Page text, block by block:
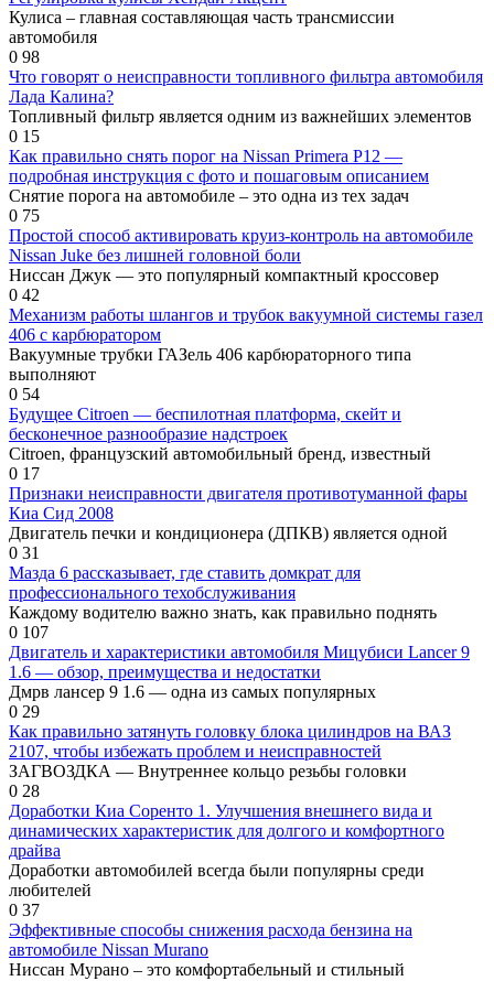
Кулиса – главная составляющая часть трансмиссии
автомобиля
0 98
Что говорят о неисправности топливного фильтра автомобиля
Лада Калина?
Топливный фильтр является одним из важнейших элементов
0 15
Как правильно снять порог на Nissan Primera P12 —
подробная инструкция с фото и пошаговым описанием
Снятие порога на автомобиле – это одна из тех задач
0 75
Простой способ активировать круиз-контроль на автомобиле
Nissan Juke без лишней головной боли
Ниссан Джук — это популярный компактный кроссовер
0 42
Механизм работы шлангов и трубок вакуумной системы газел
406 с карбюратором
Вакуумные трубки ГАЗель 406 карбюраторного типа
выполняют
0 54
Будущее Citroen — беспилотная платформа, скейт и
бесконечное разнообразие надстроек
Citroen, французский автомобильный бренд, известный
0 17
Признаки неисправности двигателя противотуманной фары
Киа Сид 2008
Двигатель печки и кондиционера (ДПКВ) является одной
0 31
Мазда 6 рассказывает, где ставить домкрат для
профессионального техобслуживания
Каждому водителю важно знать, как правильно поднять
0 107
Двигатель и характеристики автомобиля Мицубиси Lancer 9
1.6 — обзор, преимущества и недостатки
Дмрв лансер 9 1.6 — одна из самых популярных
0 29
Как правильно затянуть головку блока цилиндров на ВАЗ
2107, чтобы избежать проблем и неисправностей
ЗАГВОЗДКА — Внутреннее кольцо резьбы головки
0 28
Доработки Киа Соренто 1. Улучшения внешнего вида и
динамических характеристик для долгого и комфортного
драйва
Доработки автомобилей всегда были популярны среди
любителей
0 37
Эффективные способы снижения расхода бензина на
автомобиле Nissan Murano
Ниссан Мурано – это комфортабельный и стильный